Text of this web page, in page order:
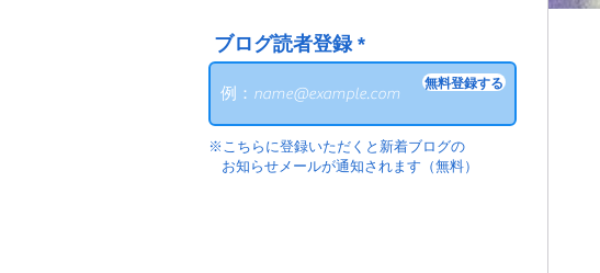
ブログ読者登録
無料登録する
※こちらに登録いただくと新着ブログの
お知らせメールが通知されます（無料）